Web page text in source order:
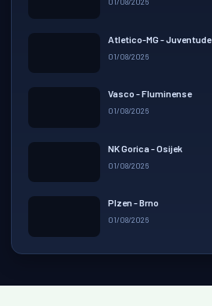
Atletico-MG - Juventude
01/08/2026
Vasco - Fluminense
01/08/2026
NK Gorica - Osijek
01/08/2026
Plzen - Brno
01/08/2026